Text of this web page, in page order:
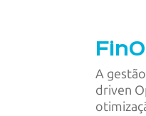
A
driven